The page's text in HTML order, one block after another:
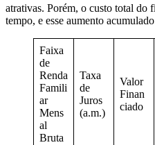
atrativas. Porém, o custo total do
tempo, e esse aumento
Faixa
de
Renda
Famili
ar
Mens
al
Bruta
Taxa
de
Juros
(a.m.)
Valor
Finan
ciado